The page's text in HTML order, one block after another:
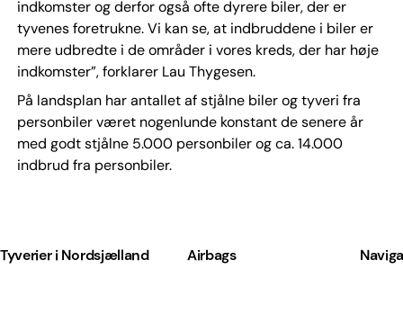
indkomster og derfor også ofte dyrere biler, der er
tyvenes foretrukne. Vi kan se, at indbruddene i biler er
mere udbredte i de områder i vores kreds, der har høje
indkomster”, forklarer Lau Thygesen.
På landsplan har antallet af stjålne biler og tyveri fra
personbiler været nogenlunde konstant de senere år
med godt stjålne 5.000 personbiler og ca. 14.000
indbrud fra personbiler.
Tyverier i Nordsjælland Airbags